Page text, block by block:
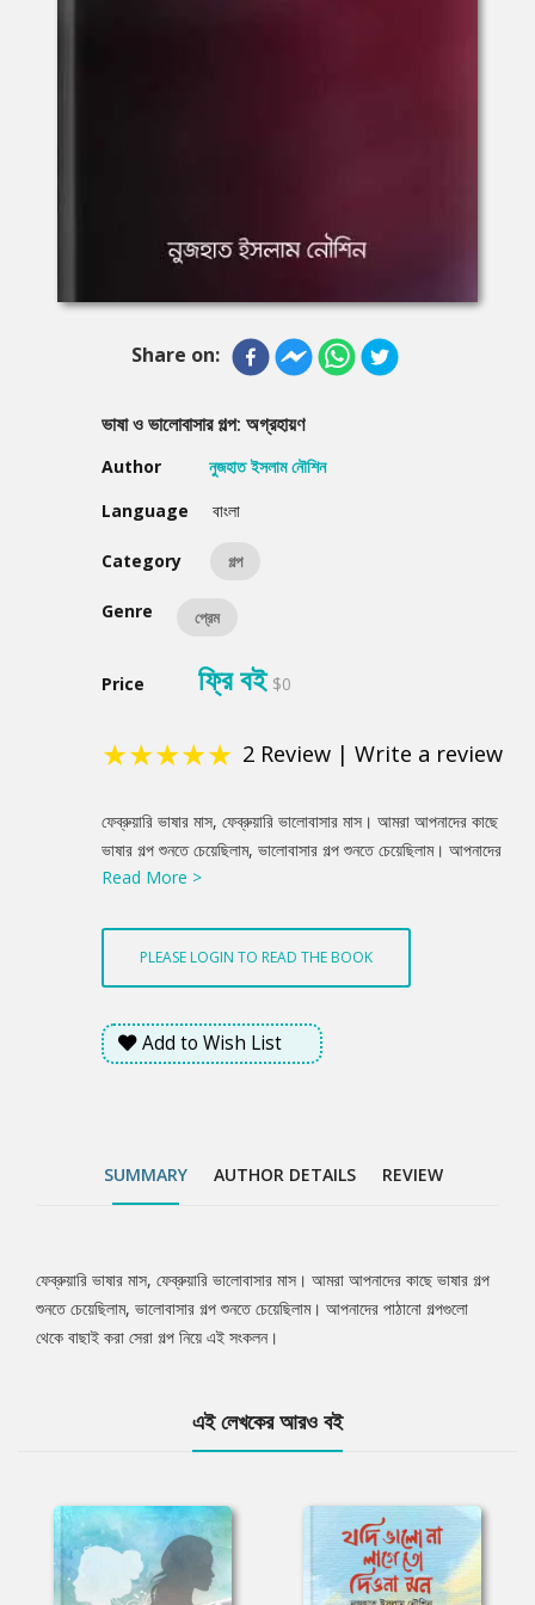
Share on:
ভাষা ও ভালোবাসার গল্প: অগ্রহায়ণ
Author
নুজহাত ইসলাম নৌশিন
Language
বাংলা
Category গল্প
Genre প্রেম
Price ফ্রি বই $0
★★★★★ 2 Review | Write a review
Product
Summery
ফেব্রুয়ারি ভাষার মাস, ফেব্রুয়ারি ভালোবাসার মাস। আমরা আপনাদের কাছে
ভাষার গল্প শুনতে চেয়েছিলাম, ভালোবাসার গল্প শুনতে চেয়েছিলাম। আপনাদের
পাঠানো গল্পগুলো থেকে বাছাই করা সেরা গল্প নিয়ে এই সংকলন।
Read More >
PLEASE LOGIN TO READ THE BOOK
Add to Wish List
SUMMARY AUTHOR DETAILS REVIEW
Tab
Article
ফেব্রুয়ারি ভাষার মাস, ফেব্রুয়ারি ভালোবাসার মাস। আমরা আপনাদের কাছে ভাষার গল্প
শুনতে চেয়েছিলাম, ভালোবাসার গল্প শুনতে চেয়েছিলাম। আপনাদের পাঠানো গল্পগুলো
থেকে বাছাই করা সেরা গল্প নিয়ে এই সংকলন।
এই লেখকের আরও বই